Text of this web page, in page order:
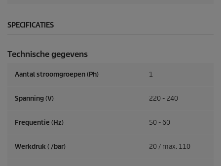
SPECIFICATIES
Technische gegevens
Aantal stroomgroepen (Ph) 1
Spanning (V) 220 - 240
Frequentie (Hz) 50 - 60
Werkdruk ( /bar) 20 / max. 110